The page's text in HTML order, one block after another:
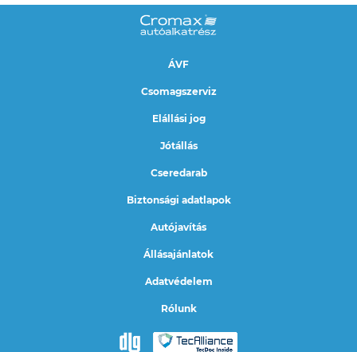
ÁVF
Csomagszerviz
Elállási jog
Jótállás
Cseredarab
Biztonsági adatlapok
Autójavítás
Állásajánlatok
Adatvédelem
Rólunk